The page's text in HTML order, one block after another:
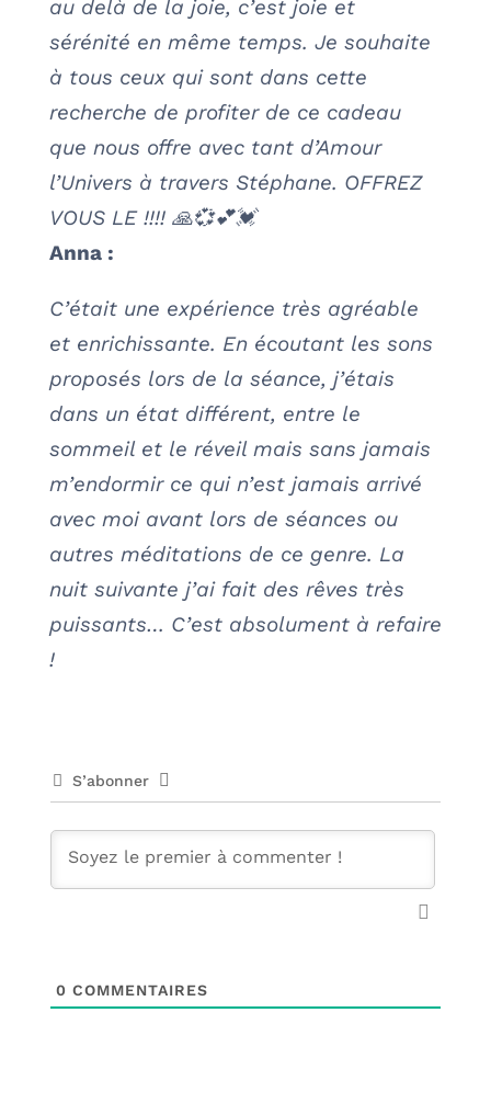
au delà de la joie, c’est joie et
sérénité en même temps. Je souhaite
à tous ceux qui sont dans cette
recherche de profiter de ce cadeau
que nous offre avec tant d’Amour
l’Univers à travers Stéphane. OFFREZ
VOUS LE !!!! 🙏💞💕💓
Anna :
C’était une expérience très agréable
et enrichissante. En écoutant les sons
proposés lors de la séance, j’étais
dans un état différent, entre le
sommeil et le réveil mais sans jamais
m’endormir ce qui n’est jamais arrivé
avec moi avant lors de séances ou
autres méditations de ce genre. La
nuit suivante j’ai fait des rêves très
puissants… C’est absolument à refaire
!
S’abonner
0 COMMENTAIRES